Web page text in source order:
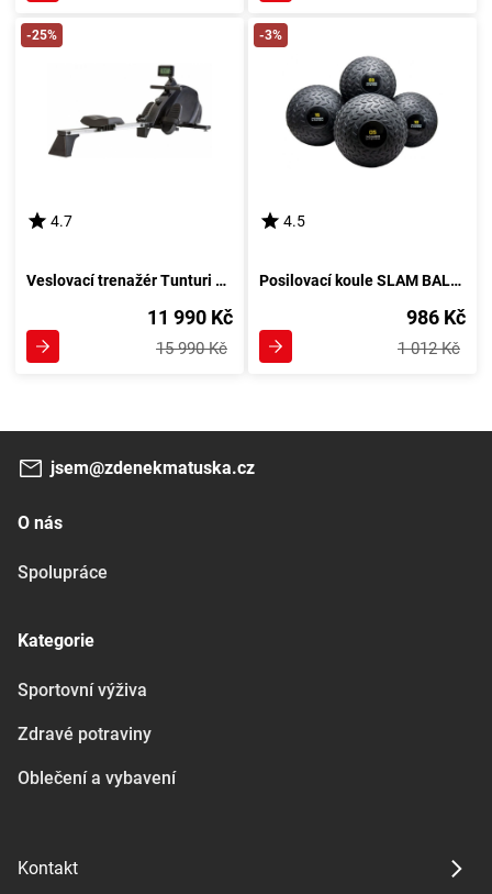
-25%
4.7
Veslovací trenažér Tunturi Řád 20 Profesionál
11 990 Kč
15 990 Kč
-3%
4.5
Posilovací koule SLAM BALL 3000 g Černá
986 Kč
1 012 Kč
jsem@zdenekmatuska.cz
O nás
Spolupráce
Kategorie
Sportovní výživa
Zdravé potraviny
Oblečení a vybavení
Kontakt